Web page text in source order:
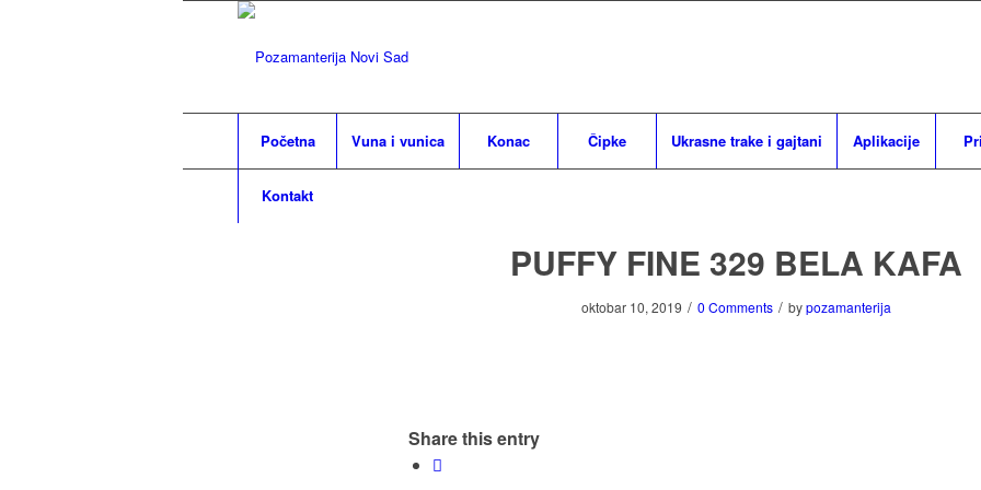
Početna Vuna i vunica Konac Čipke Ukrasne trake i gajtani Aplikacije
Kontakt
PUFFY FINE 329 BELA KAFA
oktobar 10, 2019 / 0 Comments / bypozamanterija
Share this entry